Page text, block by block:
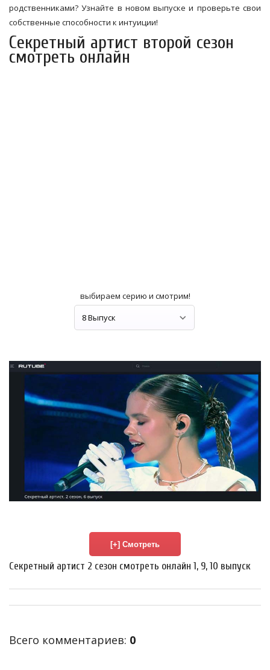
родственниками? Узнайте в новом выпуске и проверьте свои
собственные способности к интуиции!
Секретный артист второй сезон
смотреть онлайн
выбираем серию и смотрим!
Секретный артист 2 сезон смотреть онлайн 1, 9, 10 выпуск
Всего комментариев: 0